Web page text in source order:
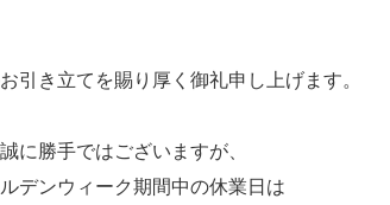
引き立てを賜り厚く御礼申し上げます。
誠に勝手ではございますが、
デンウィーク期間中の休業日は